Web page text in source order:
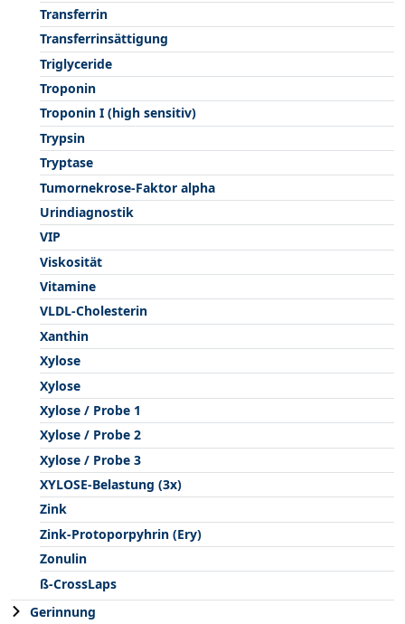
Transferrin
Transferrinsättigung
Triglyceride
Troponin
Troponin I (high sensitiv)
Trypsin
Tryptase
Tumornekrose-Faktor alpha
Urindiagnostik
VIP
Viskosität
Vitamine
VLDL-Cholesterin
Xanthin
Xylose
Xylose
Xylose / Probe 1
Xylose / Probe 2
Xylose / Probe 3
XYLOSE-Belastung (3x)
Zink
Zink-Protoporpyhrin (Ery)
Zonulin
ß-CrossLaps
Gerinnung